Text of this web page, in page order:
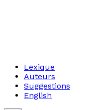
Lexique
Auteurs
Suggestions
English